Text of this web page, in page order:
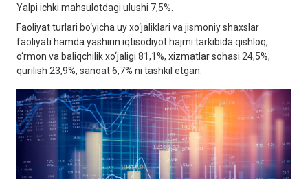
Yalpi ichki mahsulotdagi ulushi 7,5%.
Faoliyat turlari bo‘yicha uy xo‘jaliklari va jismoniy shaxslar
faoliyati hamda yashirin iqtisodiyot hajmi tarkibida qishloq,
o‘rmon va baliqchilik xo‘jaligi 81,1%, xizmatlar sohasi 24,5%,
qurilish 23,9%, sanoat 6,7% ni tashkil etgan.